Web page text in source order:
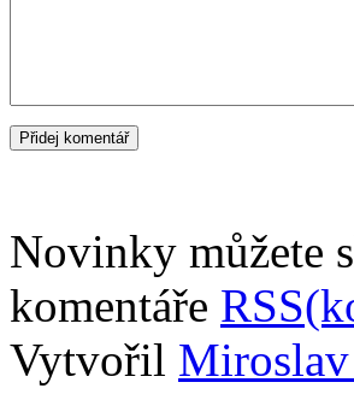
Novinky můžete
komentáře
Vytvořil